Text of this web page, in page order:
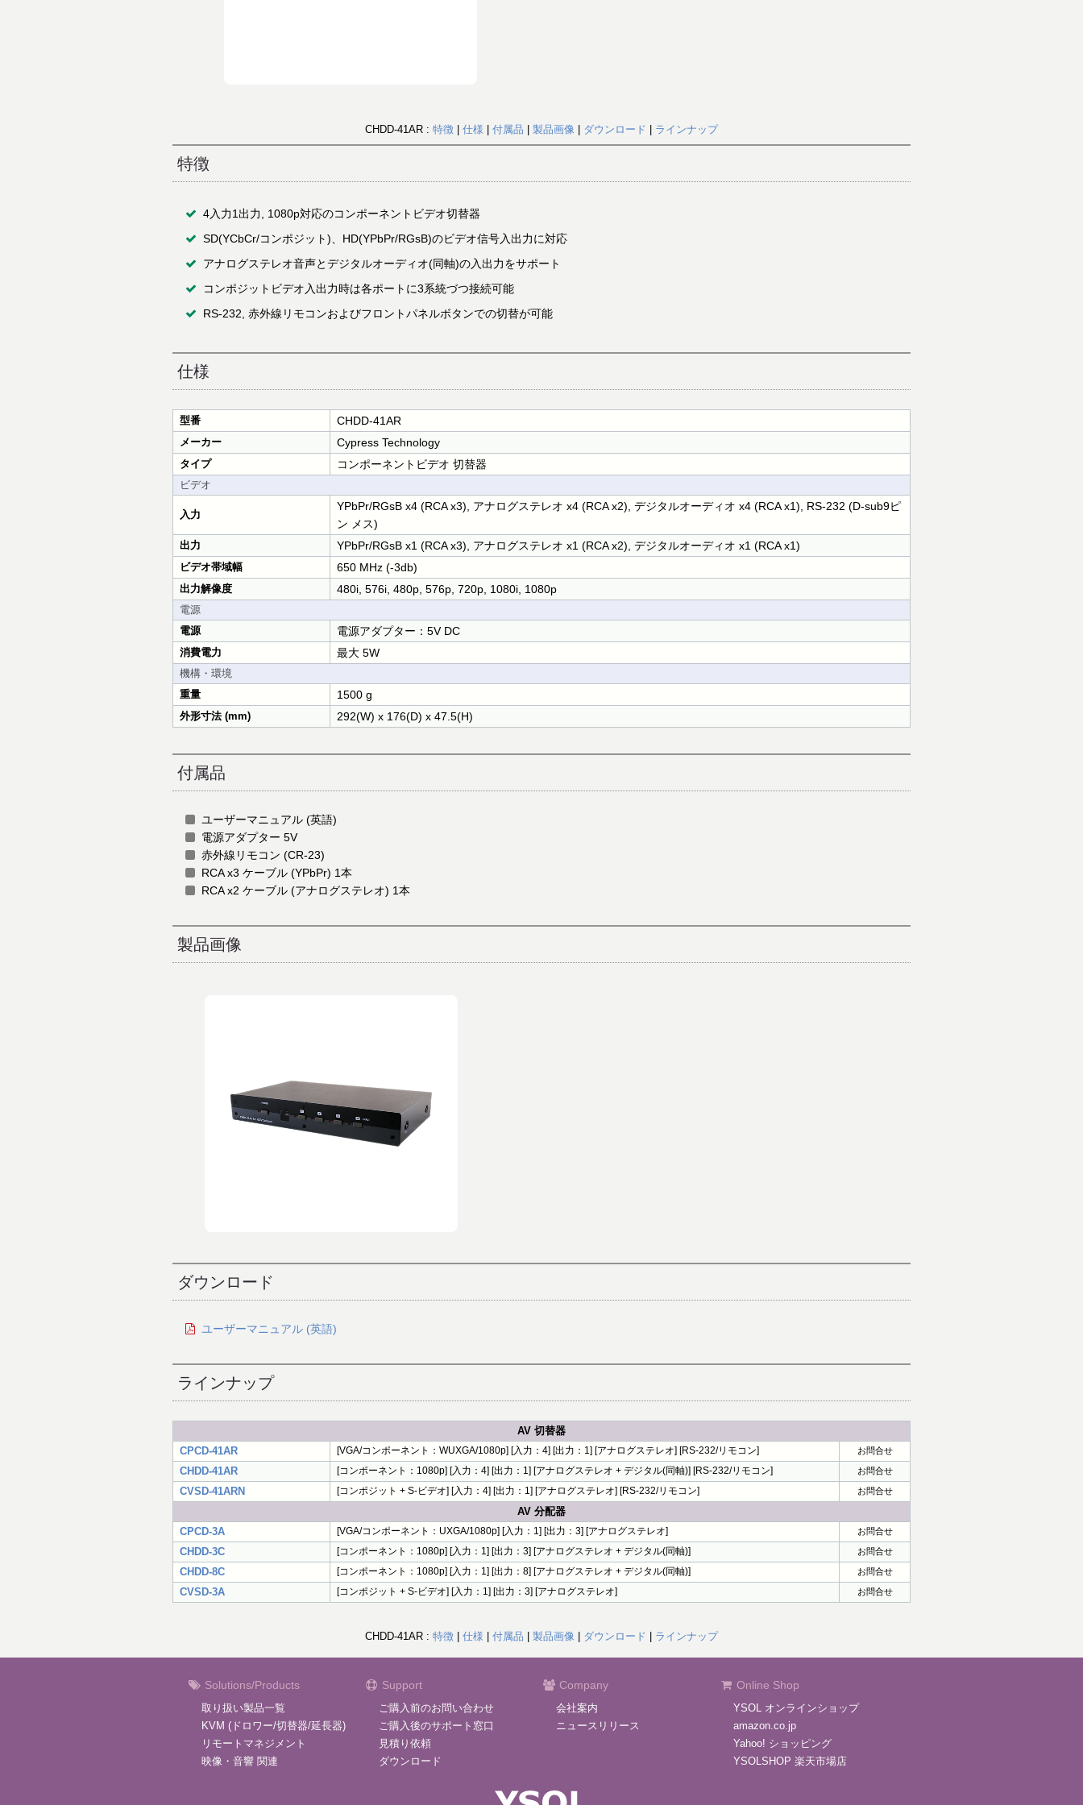
CHDD-41AR : 特徴 仕様 付属品 製品画像 ダウンロード ラインナップ
特徴
4入力1出力, 1080p対応のコンポーネントビデオ切替器
SD(YCbCr/コンポジット)、HD(YPbPr/RGsB)のビデオ信号入出力に対応
アナログステレオ音声とデジタルオーディオ(同軸)の入出力をサポート
コンポジットビデオ入出力時は各ポートに3系統づつ接続可能
RS-232, 赤外線リモコンおよびフロントパネルボタンでの切替が可能
仕様
型番 CHDD-41AR
メーカー Cypress Technology
タイプ コンポーネントビデオ 切替器
ビデオ
入力
YPbPr/RGsB x4 (RCA x3), アナログステレオ x4 (RCA x2), デジタルオーディオ x4 (RCA x1), RS-232 (D-sub9ピ
ン メス)
出力 YPbPr/RGsB x1 (RCA x3), アナログステレオ x1 (RCA x2), デジタルオーディオ x1 (RCA x1)
ビデオ帯域幅 650 MHz (-3db)
出力解像度 480i, 576i, 480p, 576p, 720p, 1080i, 1080p
電源
電源
電源アダプター：5V DC
消費電力 最大 5W
機構・環境
重量
1500 g
外形寸法 (mm) 292(W) x 176(D) x 47.5(H)
付属品
ユーザーマニュアル (英語)
電源アダプター 5V
赤外線リモコン (CR-23)
RCA x3 ケーブル (YPbPr) 1本
RCA x2 ケーブル (アナログステレオ) 1本
製品画像
ダウンロード
ユーザーマニュアル (英語)
ラインナップ
AV 切替器
CPCD-41AR
[VGA/コンポーネント：WUXGA/1080p] [入力：4] [出力：1] [アナログステレオ] [RS-232/リモコン] お問合せ
CHDD-41AR [コンポーネント：1080p] [入力：4] [出力：1] [アナログステレオ + デジタル(同軸)] [RS-232/リモコン] お問合せ
CVSD-41ARN [コンポジット + S-ビデオ] [入力：4] [出力：1] [アナログステレオ] [RS-232/リモコン] お問合せ
AV 分配器
CPCD-3A
[VGA/コンポーネント：UXGA/1080p] [入力：1] [出力：3] [アナログステレオ] お問合せ
CHDD-3C [コンポーネント：1080p] [入力：1] [出力：3] [アナログステレオ + デジタル(同軸)] お問合せ
CHDD-8C [コンポーネント：1080p] [入力：1] [出力：8] [アナログステレオ + デジタル(同軸)] お問合せ
CVSD-3A [コンポジット + S-ビデオ] [入力：1] [出力：3] [アナログステレオ] お問合せ
CHDD-41AR : 特徴 仕様 付属品 製品画像 ダウンロード ラインナップ
Solutions/Products
取り扱い製品一覧
KVM (ドロワー/切替器/延長器)
リモートマネジメント
映像・音響 関連
Support
ご購入前のお問い合わせ
ご購入後のサポート窓口
見積り依頼
ダウンロード
Company
会社案内
ニュースリリース
Online Shop
YSOL オンラインショップ
amazon.co.jp
Yahoo! ショッピング
YSOLSHOP 楽天市場店